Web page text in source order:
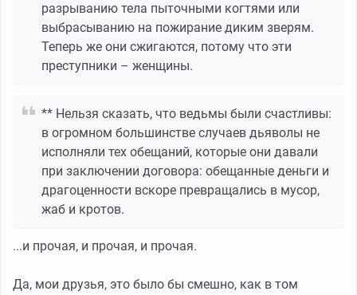
разрыванию тела пыточными когтями или
выбрасыванию на пожирание диким зверям.
Теперь же они сжигаются, потому что эти
преступники – женщины.
** Нельзя сказать, что ведьмы были счастливы:
в огромном большинстве случаев дьяволы не
исполняли тех обещаний, которые они давали
при заключении договора: обещанные деньги и
драгоценности вскоре превращались в мусор,
жаб и кротов.
...и прочая, и прочая, и прочая.
Да, мои друзья, это было бы смешно, как в том